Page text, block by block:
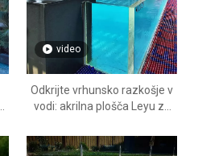
video
Odkrijte vrhunsko razkošje v
vodi: akrilna plošča Leyu za
jugovzhodne Azije